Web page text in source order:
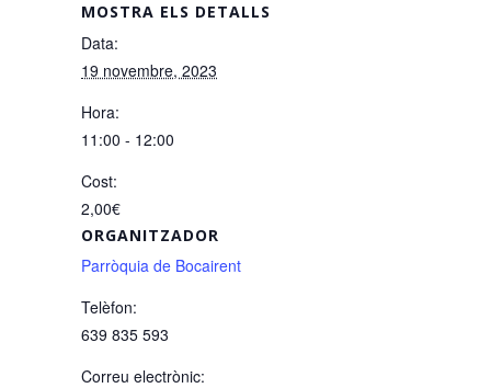
MOSTRA ELS DETALLS
Data:
19 novembre, 2023
Hora:
11:00 - 12:00
Cost:
2,00€
ORGANITZADOR
Parròquia de Bocairent
Telèfon:
639 835 593
Correu electrònic: